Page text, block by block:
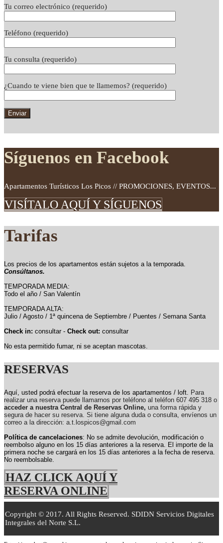
Tu correo electrónico (requerido)
Teléfono (requerido)
Tu consulta (requerido)
¿Cuando te viene bien que te llamemos? (requerido)
Síguenos en Facebook
Apartamentos Turísticos Los Picos // PROMOCIONES, EVENTOS...
VISÍTALO AQUÍ Y SÍGUENOS
Tarifas
Los precios de los apartamentos están sujetos a la temporada.
Consúltanos.
TEMPORADA MEDIA:
Todo el año / San Valentín
TEMPORADA ALTA:
Julio / Agosto / 1ª quincena de Septiembre / Puentes / Semana Santa
Check in: consultar - Check out: consultar
No esta permitido fumar, ni se aceptan mascotas.
RESERVAS
Aquí, usted podrá efectuar la reserva de los apartamentos / loft.
Para
realizar una reserva puede llamarnos por teléfono al teléfon 607 495 318 o
acceder a nuestra Central de Reservas Online, una forma rápida y
segura de hacer su reserva. Si tiene alguna duda o consulta, envíenos un
correo a la dirección: a.t.lospicos@gmail.com
Política de cancelaciones: No se admite devolución, modificación o
reembolso alguno en los 15 días anteriores a la reserva.
El importe de la
primera noche se cargará en los 15 días anteriores a la fecha de reserva.
No reembolsable.
HAZ CLICK AQUÍ Y
RESERVA ONLINE
Copyright © 2017. All Rights Reserved. SDIDN Servicios Digitales
Integrales del Norte S.L.